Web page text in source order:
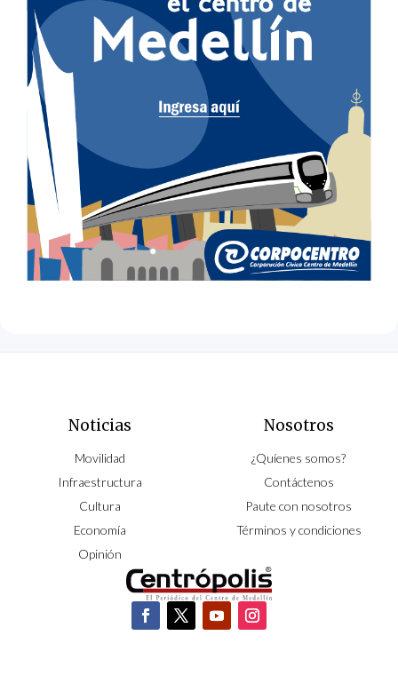
Noticias
Movilidad
Infraestructura
Cultura
Economía
Opinión
Nosotros
¿Quíenes somos?
Contáctenos
Paute con nosotros
Términos y condiciones